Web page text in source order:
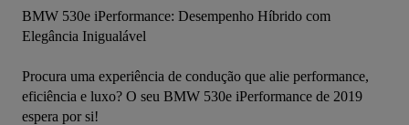
BMW 530e iPerformance: Desempenho Híbrido com
Elegância Inigualável
Procura uma experiência de condução que alie performance,
eficiência e luxo? O seu BMW 530e iPerformance de 2019
espera por si!